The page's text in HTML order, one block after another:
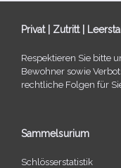
Privat | Zutritt |
Respektieren Sie bitte
Bewohner sowie
recht­li­che Folgen für
Sammelsurium
Schlösserstatistik